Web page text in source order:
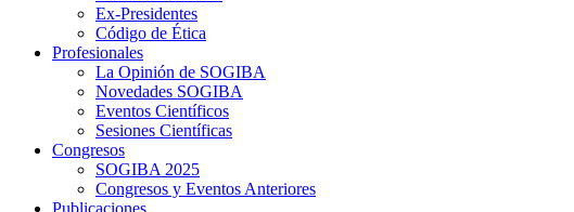
Ex-Presidentes
Código de Ética
Profesionales
La Opinión de SOGIBA
Novedades SOGIBA
Eventos Científicos
Sesiones Científicas
Congresos
SOGIBA 2025
Congresos y Eventos Anteriores
Publicaciones